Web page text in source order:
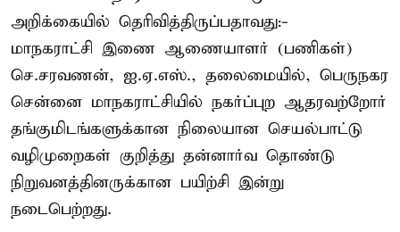
அறிக்கையில் தெரிவித்திருப்பதாவது:-
மாநகராட்சி இணை ஆணையாளர் (பணிகள்)
செ.சரவணன், ஐ.ஏ.எஸ்., தலைமையில், பெருநகர
சென்னை மாநகராட்சியில் நகர்ப்புற ஆதரவற்றோர்
தங்குமிடங்களுக்கான நிலையான செயல்பாட்டு
வழிமுறைகள் குறித்து தன்னார்வ தொண்டு
நிறுவனத்தினருக்கான பயிற்சி இன்று
நடைபெற்றது.